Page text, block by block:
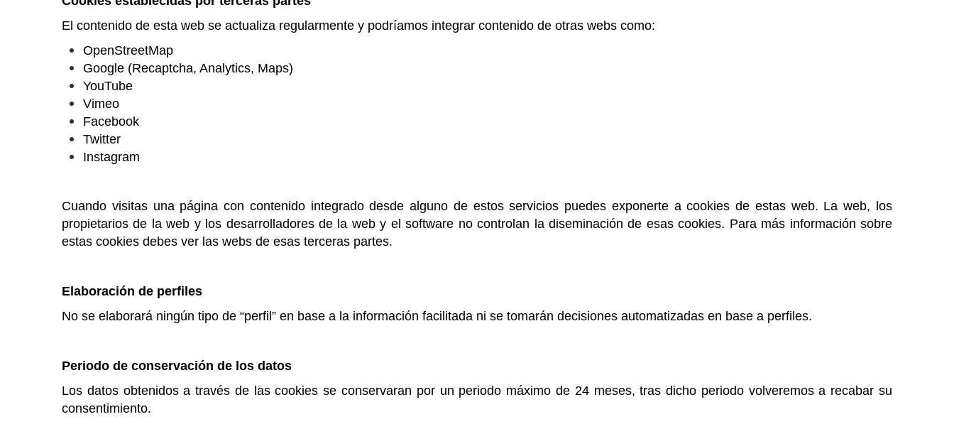
El contenido de esta web se actualiza regularmente y podríamos integrar contenido de otras webs como:
OpenStreetMap
Google (Recaptcha, Analytics, Maps)
YouTube
Vimeo
Facebook
Twitter
Instagram
Cuando visitas una página con contenido integrado desde alguno de estos servicios puedes exponerte a cookies de estas web. La web, los
propietarios de la web y los desarrolladores de la web y el software no controlan la diseminación de esas cookies. Para más información sobre
estas cookies debes ver las webs de esas terceras partes.
Elaboración de perfiles
No se elaborará ningún tipo de “perfil” en base a la información facilitada ni se tomarán decisiones automatizadas en base a perfiles.
Periodo de conservación de los datos
Los datos obtenidos a través de las cookies se conservaran por un periodo máximo de 24 meses, tras dicho periodo volveremos a recabar su
consentimiento.